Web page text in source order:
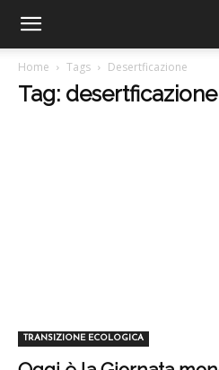
Home Tags Desertficazione
Tag: desertficazione
TRANSIZIONE ECOLOGICA